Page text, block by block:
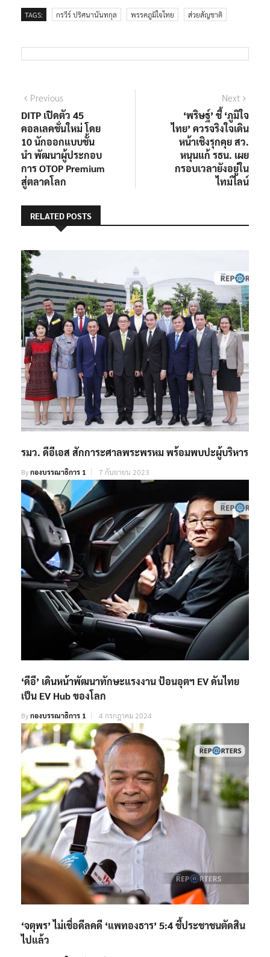
TAGS: กรวีร์ ปริศนานันทกุล พรรคภูมิใจไทย ส่วยสัญชาติ
แนะแนว
เรื่อง
PreviousPrevious
post:
DITP เปิดตัว 45
คอลเลคชั่นใหม่ โดย
10 นักออกแบบชั้น
นำ พัฒนาผู้ประกอบ
การ OTOP Premium
สู่ตลาดโลก
Next
post:
‘พริษฐ์’ ชี้ ‘ภูมิใจ
ไทย’ ควรจริงใจเดิน
หน้าเชิงรุกคุย สว.
หนุนแก้ รธน. เผย
กรอบเวลายังอยู่ใน
ไทม์ไลน์
RELATED POSTS
รมว. ดีอีเอส สักการะศาลพระพรหม พร้อมพบปะผู้บริหาร
Byกองบรรณาธิการ 1 7 กันยายน 2023
‘ดีอี’ เดินหน้าพัฒนาทักษะแรงงาน ป้อนอุตฯ EV ดันไทย
เป็น EV Hub ของโลก
Byกองบรรณาธิการ 1 4 กรกฎาคม 2024
‘จตุพร’ ไม่เชื่อดีลคดี ‘แพทองธาร’ 5:4 ชี้ประชาชนตัดสิน
ไปแล้ว